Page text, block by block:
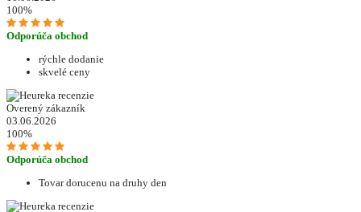
100%
Odporúča obchod
rýchle dodanie
skvelé ceny
Overený zákazník
03.06.2026
100%
Odporúča obchod
Tovar dorucenu na druhy den